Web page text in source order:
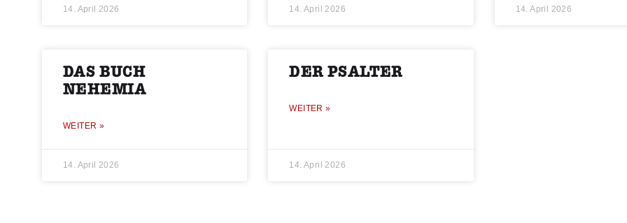
14. April 2026 14. April 2026 14. April 2026
DAS BUCH
NEHEMIA
WEITER »
14. April 2026
DER PSALTER
WEITER »
14. April 2026